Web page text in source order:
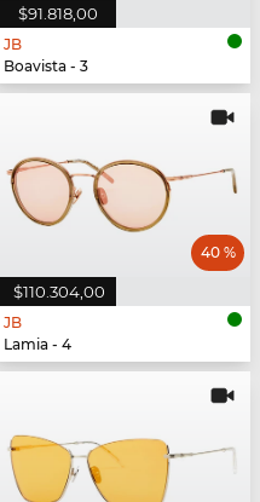
$91.818,00
JB
Boavista - 3
$110.304,00
40 %
JB
Lamia - 4